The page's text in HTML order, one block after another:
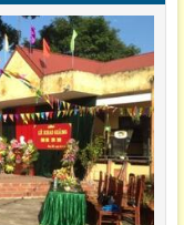
Quốc gia
kết/ Khoái Châu/
2021-2022 Tiểu